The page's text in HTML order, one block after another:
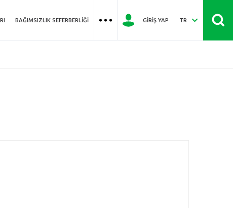
BAĞIMSIZLIK SEFERBERLIĞI GIRIŞ YAP TR